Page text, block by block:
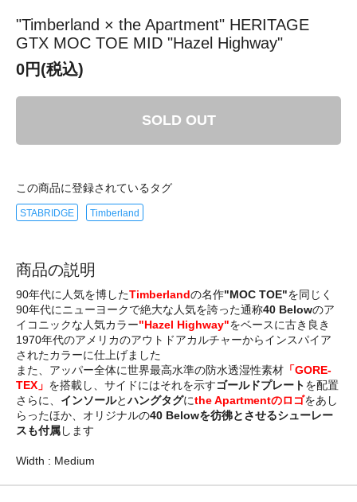
"Timberland × the Apartment" HERITAGE
GTX MOC TOE MID "Hazel Highway"
0円(税込)
SOLD OUT
この商品に登録されているタグ
STABRIDGE Timberland
商品の説明
90年代に人気を博したTimberlandの名作"MOC TOE"を同じく
90年代にニューヨークで絶大な人気を誇った通称40 Belowのア
イコニックな人気カラー"Hazel Highway"をベースに古き良き
1970年代のアメリカのアウトドアカルチャーからインスパイア
されたカラーに仕上げました
また、アッパー全体に世界最高水準の防水透湿性素材 「GORE‐
TEX」 を搭載し、サイドにはそれを示すゴールドプレートを配置
さらに、 インソールとハングタグにthe Apartmentのロゴをあし
らったほか、オリジナルの40 Belowを彷彿とさせるシューレー
スも付属します
Width : Medium